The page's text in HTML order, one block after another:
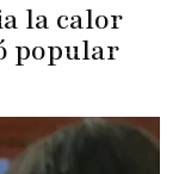
la calor
popular